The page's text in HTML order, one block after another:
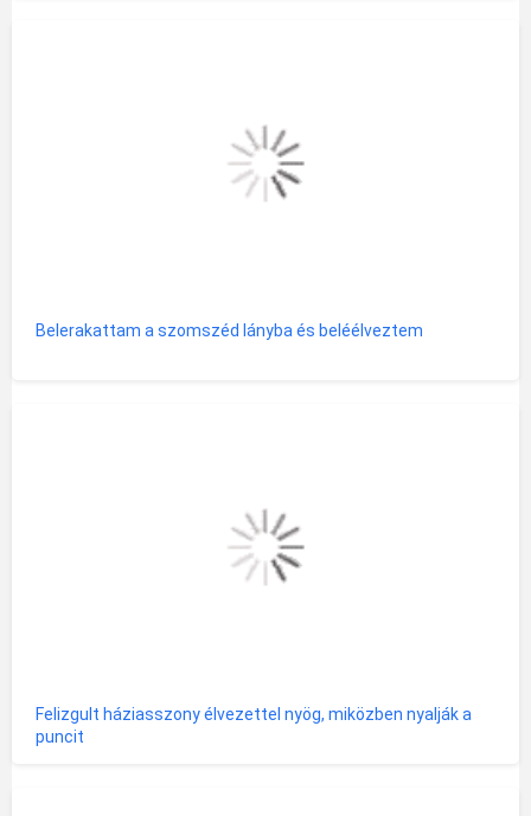
Belerakattam a szomszéd lányba és beléélveztem
Felizgult háziasszony élvezettel nyög, miközben nyalják a
puncit